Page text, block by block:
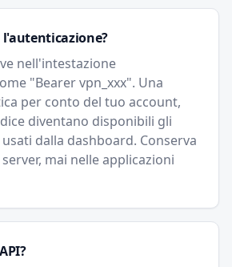
nell'intestazione
"Bearer vpn_xxx". Una
per conto del tuo account,
diventano disponibili gli
dalla dashboard. Conserva
mai nelle applicazioni